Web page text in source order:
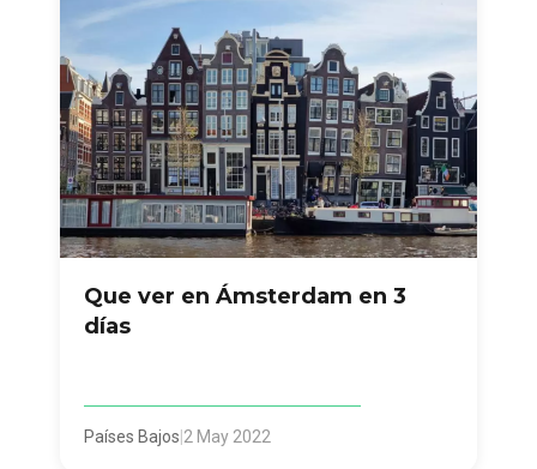
Que ver en Ámsterdam en 3
días
Países Bajos 2 May 2022